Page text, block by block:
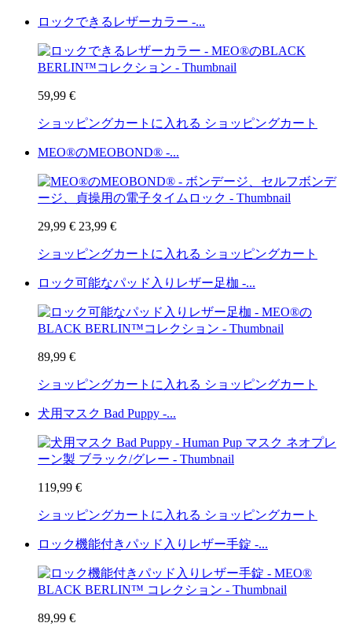
ロックできるレザーカラー -...
59,99 €
ショッピングカートに入れる ショッピングカート
MEO®のMEOBOND® -...
29,99 € 23,99 €
ショッピングカートに入れる ショッピングカート
ロック可能なパッド入りレザー足枷 -...
89,99 €
ショッピングカートに入れる ショッピングカート
犬用マスク Bad Puppy -...
119,99 €
ショッピングカートに入れる ショッピングカート
ロック機能付きパッド入りレザー手錠 -...
89,99 €